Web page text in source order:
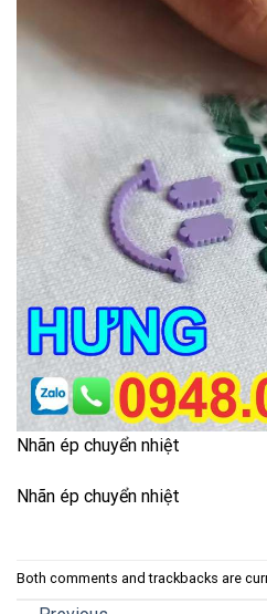
Nhãn ép chuyển nhiệt
Nhãn ép chuyển nhiệt
Both comments and trackbacks are